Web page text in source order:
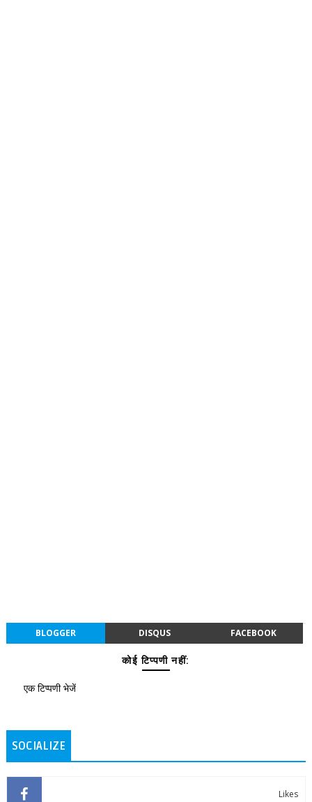
BLOGGER DISQUS FACEBOOK
कोई टिप्पणी नहीं:
एक टिप्पणी भेजें
SOCIALIZE
Likes